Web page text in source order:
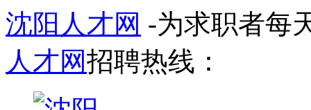
沈阳人才网 -为求职者每
人才网招聘热线：